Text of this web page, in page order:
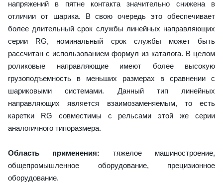
напряжений в пятне контакта значительно снижена в
отличии от шарика. В свою очередь это обеспечивает
более длительный срок службы линейных направляющих
серии RG, номинальный срок службы может быть
рассчитан с использованием формул из каталога. В целом
роликовые направляющие имеют более высокую
грузоподъемность в меньших размерах в сравнении с
шариковыми системами. Данный тип линейных
направляющих является взаимозаменяемым, то есть
каретки RG совместимы с рельсами этой же серии
аналогичного типоразмера.
Область применения: тяжелое машиностроение,
общепромышленное оборудование, прецизионное
оборудование.